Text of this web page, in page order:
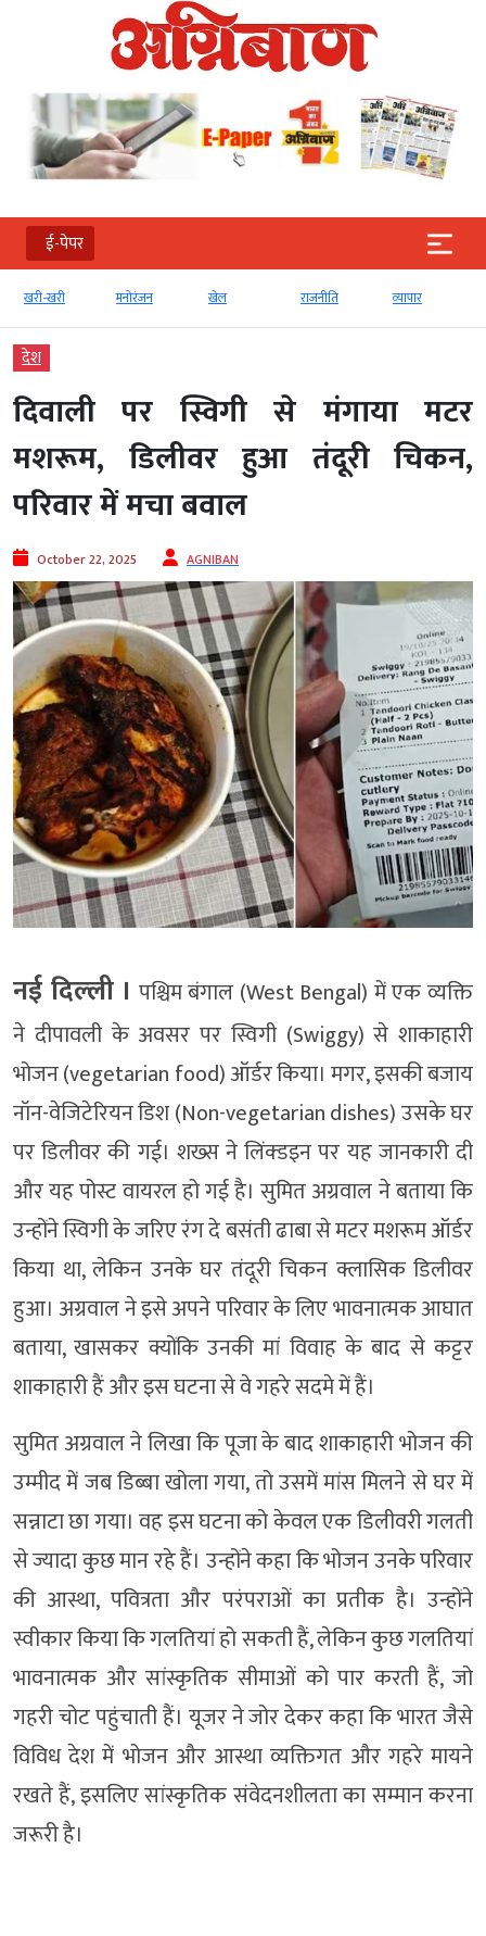
ई-पेपर
खरी-खरी मनोरंजन खेल राजनीति व्‍यापार
देश
दिवाली पर स्विगी से मंगाया मटर
मशरूम, डिलीवर हुआ तंदूरी चिकन,
परिवार में मचा बवाल
October 22, 2025 AGNIBAN
नई दिल्‍ली । पश्चिम बंगाल (West Bengal) में एक व्यक्ति
ने दीपावली के अवसर पर स्विगी (Swiggy) से शाकाहारी
भोजन (vegetarian food) ऑर्डर किया। मगर, इसकी बजाय
नॉन-वेजिटेरियन डिश (Non-vegetarian dishes) उसके घर
पर डिलीवर की गई। शख्स ने लिंक्डइन पर यह जानकारी दी
और यह पोस्ट वायरल हो गई है। सुमित अग्रवाल ने बताया कि
उन्होंने स्विगी के जरिए रंग दे बसंती ढाबा से मटर मशरूम ऑर्डर
किया था, लेकिन उनके घर तंदूरी चिकन क्लासिक डिलीवर
हुआ। अग्रवाल ने इसे अपने परिवार के लिए भावनात्मक आघात
बताया, खासकर क्योंकि उनकी मां विवाह के बाद से कट्टर
शाकाहारी हैं और इस घटना से वे गहरे सदमे में हैं।
सुमित अग्रवाल ने लिखा कि पूजा के बाद शाकाहारी भोजन की
उम्मीद में जब डिब्बा खोला गया, तो उसमें मांस मिलने से घर में
सन्नाटा छा गया। वह इस घटना को केवल एक डिलीवरी गलती
से ज्यादा कुछ मान रहे हैं। उन्होंने कहा कि भोजन उनके परिवार
की आस्था, पवित्रता और परंपराओं का प्रतीक है। उन्होंने
स्वीकार किया कि गलतियां हो सकती हैं, लेकिन कुछ गलतियां
भावनात्मक और सांस्कृतिक सीमाओं को पार करती हैं, जो
गहरी चोट पहुंचाती हैं। यूजर ने जोर देकर कहा कि भारत जैसे
विविध देश में भोजन और आस्था व्यक्तिगत और गहरे मायने
रखते हैं, इसलिए सांस्कृतिक संवेदनशीलता का सम्मान करना
जरूरी है।